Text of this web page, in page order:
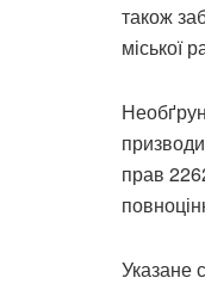
також
міської
прав
Указане